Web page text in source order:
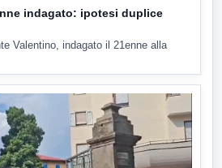
indagato: ipotesi duplice
Valentino, indagato il 21enne alla